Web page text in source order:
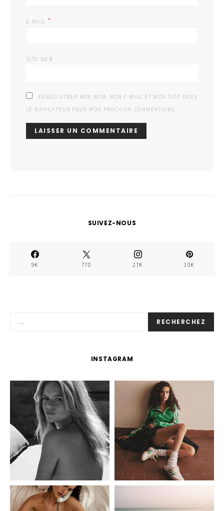
E-MAIL *
SITE WEB
ENREGISTRER MON NOM, MON E-MAIL ET MON SITE DANS
LE NAVIGATEUR POUR MON PROCHAIN COMMENTAIRE.
SUIVEZ-NOUS
9K 770 27K 10K
RECHERCHEZ
INSTAGRAM